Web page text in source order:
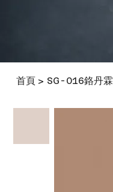
首頁 > SG-016鉻丹霖